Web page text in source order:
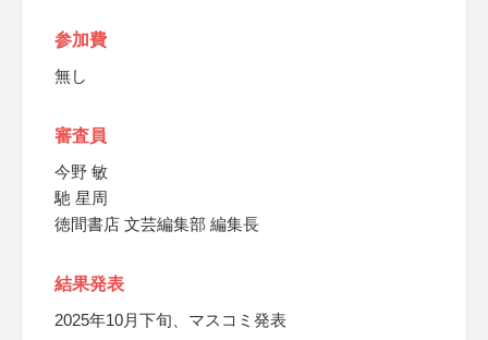
参加費
無し
審査員
今野 敏
馳 星周
徳間書店 文芸編集部 編集長
結果発表
2025年10月下旬、マスコミ発表